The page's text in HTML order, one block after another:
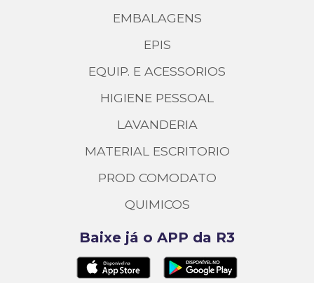
EMBALAGENS
EPIS
EQUIP. E ACESSORIOS
HIGIENE PESSOAL
LAVANDERIA
MATERIAL ESCRITORIO
PROD COMODATO
QUIMICOS
Baixe já o APP da R3